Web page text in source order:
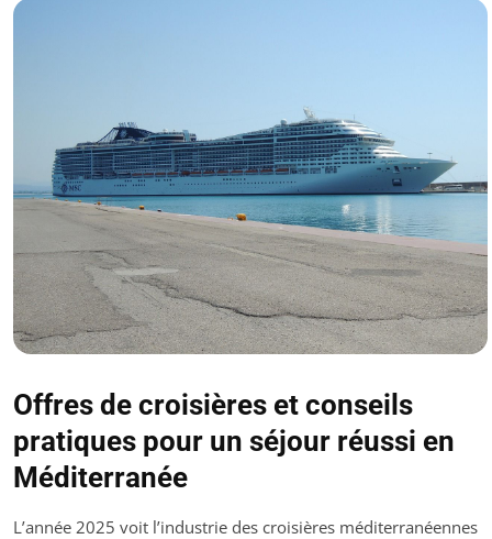
Offres de croisières et conseils
pratiques pour un séjour réussi en
Méditerranée
L’année 2025 voit l’industrie des croisières méditerranéennes